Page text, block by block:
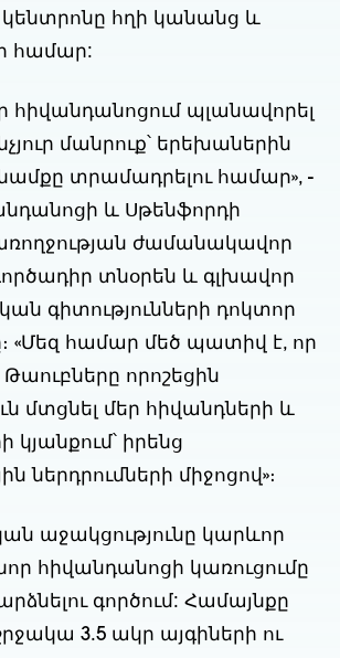
հղի կանանց և
համար:
հիվանդանոցում պլանավորել
մանրուք՝ երեխաներին
տրամադրելու համար», -
և Սթենֆորդի
ժամանակավոր
տնօրեն և գլխավոր
գիտությունների դոկտոր
«Մեզ համար մեծ պատիվ է, որ
որոշեցին
մտցնել մեր հիվանդների և
կյանքում՝ իրենց
ներդրումների միջոցով»։
աջակցությունը կարևոր
հիվանդանոցի կառուցումը
գործում: Համայնքը
3.5 ակր այգիների ու